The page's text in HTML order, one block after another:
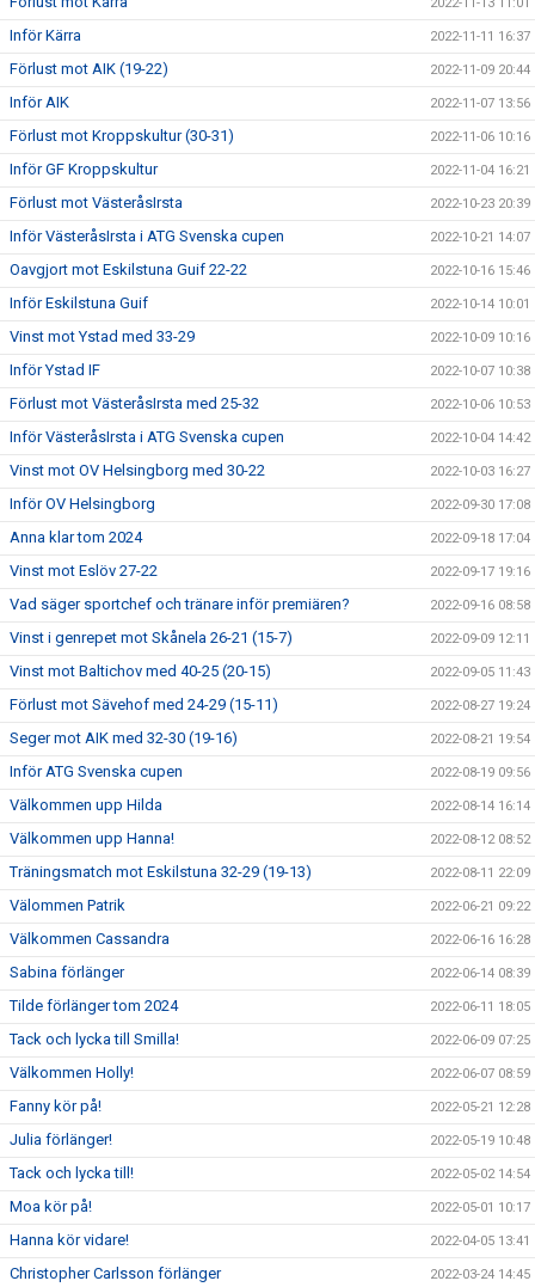
Inför Kärra 2022-11-11 16:37
Förlust mot AIK (19-22) 2022-11-09 20:44
Inför AIK 2022-11-07 13:56
Förlust mot Kroppskultur (30-31) 2022-11-06 10:16
Inför GF Kroppskultur 2022-11-04 16:21
Förlust mot VästeråsIrsta 2022-10-23 20:39
Inför VästeråsIrsta i ATG Svenska cupen 2022-10-21 14:07
Oavgjort mot Eskilstuna Guif 22-22 2022-10-16 15:46
Inför Eskilstuna Guif 2022-10-14 10:01
Vinst mot Ystad med 33-29 2022-10-09 10:16
Inför Ystad IF 2022-10-07 10:38
Förlust mot VästeråsIrsta med 25-32 2022-10-06 10:53
Inför VästeråsIrsta i ATG Svenska cupen 2022-10-04 14:42
Vinst mot OV Helsingborg med 30-22 2022-10-03 16:27
Inför OV Helsingborg 2022-09-30 17:08
Anna klar tom 2024 2022-09-18 17:04
Vinst mot Eslöv 27-22 2022-09-17 19:16
Vad säger sportchef och tränare inför premiären? 2022-09-16 08:58
Vinst i genrepet mot Skånela 26-21 (15-7) 2022-09-09 12:11
Vinst mot Baltichov med 40-25 (20-15) 2022-09-05 11:43
Förlust mot Sävehof med 24-29 (15-11) 2022-08-27 19:24
Seger mot AIK med 32-30 (19-16) 2022-08-21 19:54
Inför ATG Svenska cupen 2022-08-19 09:56
Välkommen upp Hilda 2022-08-14 16:14
Välkommen upp Hanna! 2022-08-12 08:52
Träningsmatch mot Eskilstuna 32-29 (19-13) 2022-08-11 22:09
Välommen Patrik 2022-06-21 09:22
Välkommen Cassandra 2022-06-16 16:28
Sabina förlänger 2022-06-14 08:39
Tilde förlänger tom 2024 2022-06-11 18:05
Tack och lycka till Smilla! 2022-06-09 07:25
Välkommen Holly! 2022-06-07 08:59
Fanny kör på! 2022-05-21 12:28
Julia förlänger! 2022-05-19 10:48
Tack och lycka till! 2022-05-02 14:54
Moa kör på! 2022-05-01 10:17
Hanna kör vidare! 2022-04-05 13:41
Christopher Carlsson förlänger 2022-03-24 14:45